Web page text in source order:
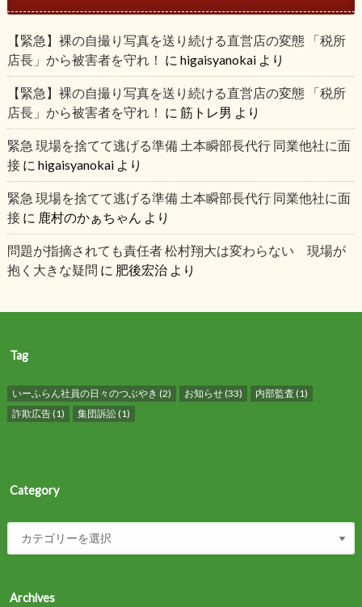
【緊急】裸の自撮り写真を送り続ける直営店の変態 「税所
店長」から被害者を守れ！ に higaisyanokaiより
【緊急】裸の自撮り写真を送り続ける直営店の変態 「税所
店長」から被害者を守れ！ に 筋トレ男 より
緊急 現場を捨てて逃げる準備 土本瞬部長代行 同業他社に面
接に higaisyanokaiより
緊急 現場を捨てて逃げる準備 土本瞬部長代行 同業他社に面
接に 鹿村のかぁちゃん より
問題が指摘されても責任者 松村翔大は変わらない 現場が
抱く大きな疑問 に 肥後宏治より
Tag
いーふらん社員の日々のつぶやき (2) お知らせ(33) 内部監査 (1)
詐欺広告(1) 集団訴訟(1)
Category
Archives